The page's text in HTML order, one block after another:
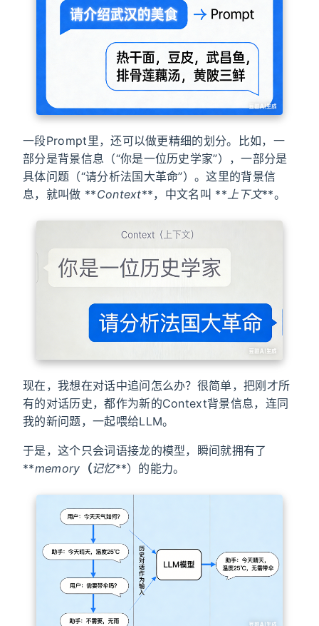
一段Prompt里，还可以做更精细的划分。比如，一
部分是背景信息（“你是一位历史学家”），一部分是
具体问题（“请分析法国大革命”）。这里的背景信
息，就叫做 **Context**，中文名叫 **上下文**。
现在，我想在对话中追问怎么办？很简单，把刚才所
有的对话历史，都作为新的Context背景信息，连同
我的新问题，一起喂给LLM。
于是，这个只会词语接龙的模型，瞬间就拥有了
**memory （记忆**）的能力。